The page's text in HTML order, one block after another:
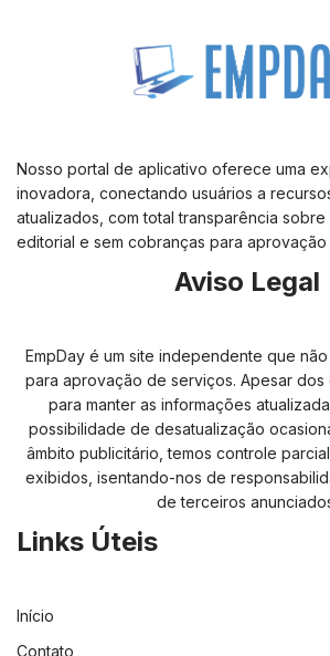
Nosso portal de aplicativo oferece uma
inovadora, conectando usuários a
atualizados, com total transparência
editorial e sem cobranças para
Aviso Legal
EmpDay é um site independente que
para aprovação de serviços. Apesar
para manter as informações
possibilidade de desatualização
âmbito publicitário, temos controle
exibidos, isentando-nos de
de terceiros
Links Úteis
Início
Contato